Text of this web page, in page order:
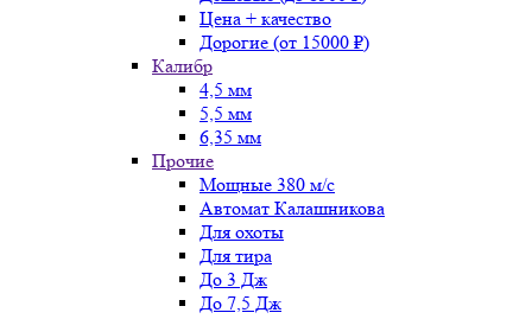
Цена + качество
Дорогие (от 15000 ₽)
Калибр
4,5 мм
5,5 мм
6,35 мм
Прочие
Мощные 380 м/с
Автомат Калашникова
Для охоты
Для тира
До 3 Дж
До 7,5 Дж